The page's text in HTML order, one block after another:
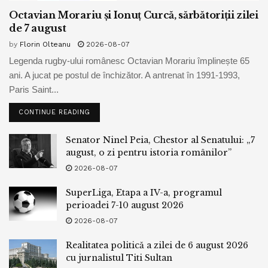
Octavian Morariu și Ionuț Curcă, sărbătoriții zilei
de 7 august
by Florin Olteanu 2026-08-07
Legenda rugby-ului românesc Octavian Morariu împlinește 65
ani. A jucat pe postul de închizător. A antrenat în 1991-1993,
Paris Saint...
CONTINUE READING
Senator Ninel Peia, Chestor al Senatului: „7
august, o zi pentru istoria românilor”
2026-08-07
SuperLiga, Etapa a IV-a, programul
perioadei 7-10 august 2026
2026-08-07
Realitatea politică a zilei de 6 august 2026
cu jurnalistul Titi Sultan